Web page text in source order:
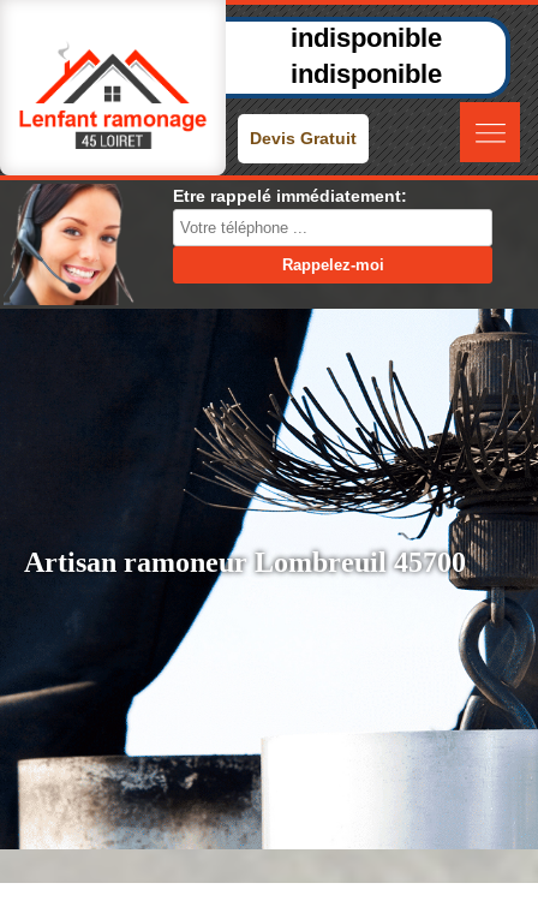
indisponible
indisponible
Devis Gratuit
Etre rappelé immédiatement:
Artisan ramoneur Lombreuil 45700